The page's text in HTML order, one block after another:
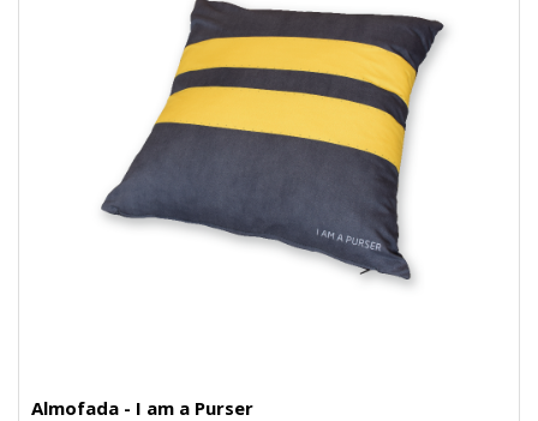
Almofada - I am a Purser